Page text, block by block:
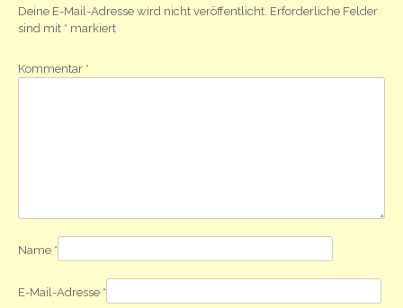
Deine E-Mail-Adresse wird nicht veröffentlicht. Erforderliche Felder
sind mit * markiert
Kommentar *
Name *
E-Mail-Adresse *